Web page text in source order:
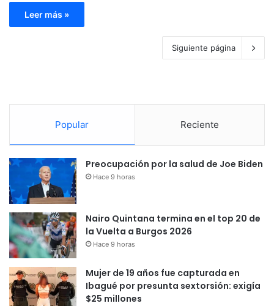
Leer más »
Siguiente página
Popular Reciente
Preocupación por la salud de Joe Biden
Hace 9 horas
Nairo Quintana termina en el top 20 de
la Vuelta a Burgos 2026
Hace 9 horas
Mujer de 19 años fue capturada en
Ibagué por presunta sextorsión: exigía
$25 millones